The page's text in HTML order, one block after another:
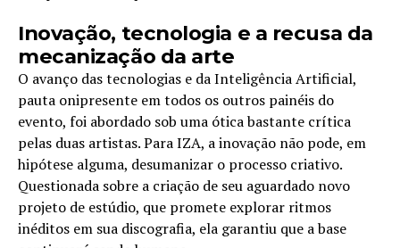
Inovação, tecnologia e a recusa da
mecanização da arte
O avanço das tecnologias e da Inteligência Artificial,
pauta onipresente em todos os outros painéis do
evento, foi abordado sob uma ótica bastante crítica
pelas duas artistas. Para IZA, a inovação não pode, em
hipótese alguma, desumanizar o processo criativo.
Questionada sobre a criação de seu aguardado novo
projeto de estúdio, que promete explorar ritmos
inéditos em sua discografia, ela garantiu que a base